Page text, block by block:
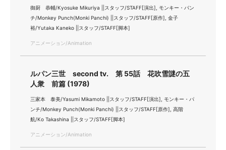
御厨 恭輔/Kyosuke Mikuriya ||スタッフ/STAFF[演出], モンキー・パン
チ/Monkey Punch(Monki Panchi) ||スタッフ/STAFF[原作], 金子
裕/Yutaka Kaneko ||スタッフ/STAFF[脚本]
アニメーション/Animation
ルパン三世 second tv. 第 55話 花吹雪謎の五
人衆 前篇 (1978)
三家本 泰美/Yasumi Mikamoto ||スタッフ/STAFF[演出], モンキー・パ
ンチ/Monkey Punch(Monki Panchi) ||スタッフ/STAFF[原作], 高階
航/Ko Takashina ||スタッフ/STAFF[脚本]
アニメーション/Animation